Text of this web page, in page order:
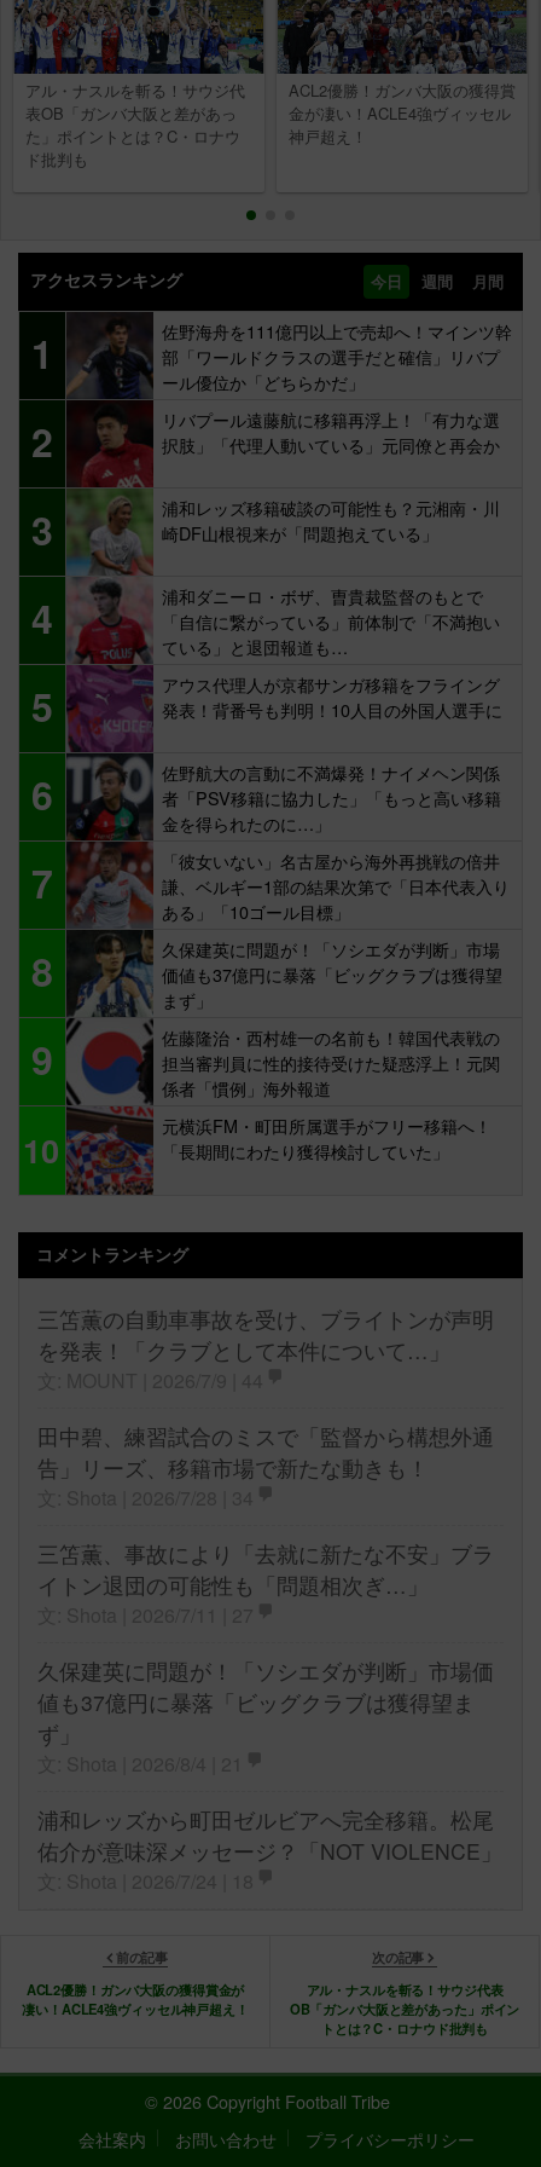
アル・ナスルを斬る！サウジ代
表OB「ガンバ大阪と差があっ
た」ポイントとは？C・ロナウ
ド批判も
ACL2優勝！ガンバ大阪の獲得賞
金が凄い！ACLE4強ヴィッセル
神戸超え！
アクセスランキング 今日 週間 月間
1
佐野海舟を111億円以上で売却へ！マインツ幹
部「ワールドクラスの選手だと確信」リバプ
ール優位か「どちらかだ」
2
リバプール遠藤航に移籍再浮上！「有力な選
択肢」「代理人動いている」元同僚と再会か
3
浦和レッズ移籍破談の可能性も？元湘南・川
崎DF山根視来が「問題抱えている」
4
浦和ダニーロ・ボザ、曺貴裁監督のもとで
「自信に繋がっている」前体制で「不満抱い
ている」と退団報道も…
5
アウス代理人が京都サンガ移籍をフライング
発表！背番号も判明！10人目の外国人選手に
6
佐野航大の言動に不満爆発！ナイメヘン関係
者「PSV移籍に協力した」「もっと高い移籍
金を得られたのに…」
7
「彼女いない」名古屋から海外再挑戦の倍井
謙、ベルギー1部の結果次第で「日本代表入り
ある」「10ゴール目標」
8
久保建英に問題が！「ソシエダが判断」市場
価値も37億円に暴落「ビッグクラブは獲得望
まず」
9
佐藤隆治・西村雄一の名前も！韓国代表戦の
担当審判員に性的接待受けた疑惑浮上！元関
係者「慣例」海外報道
10
元横浜FM・町田所属選手がフリー移籍へ！
「長期間にわたり獲得検討していた」
コメントランキング
三笘薫の自動車事故を受け、ブライトンが声明
を発表！「クラブとして本件について…」
田中碧、練習試合のミスで「監督から構想外通
告」リーズ、移籍市場で新たな動きも！
三笘薫、事故により「去就に新たな不安」ブラ
イトン退団の可能性も「問題相次ぎ…」
久保建英に問題が！「ソシエダが判断」市場価
値も37億円に暴落「ビッグクラブは獲得望ま
ず」
浦和レッズから町田ゼルビアへ完全移籍。松尾
佑介が意味深メッセージ？「NOT VIOLENCE」
前の記事
ACL2優勝！ガンバ大阪の獲得賞金が
凄い！ACLE4強ヴィッセル神戸超え！
次の記事
アル・ナスルを斬る！サウジ代表
OB「ガンバ大阪と差があった」ポイン
トとは？C・ロナウド批判も
© 2026 Copyright Football Tribe
会社案内
お問い合わせ プライバシーポリシー